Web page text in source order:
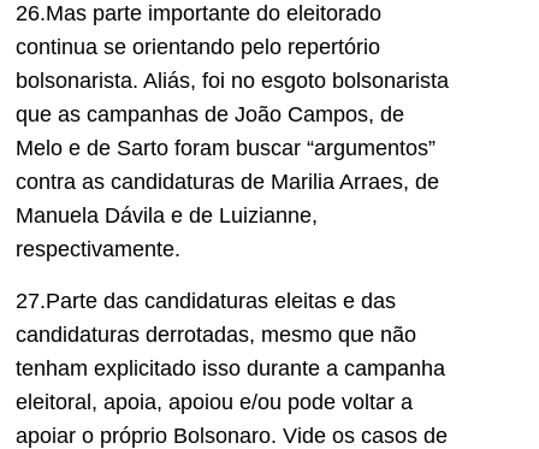
26.Mas parte importante do eleitorado
continua se orientando pelo repertório
bolsonarista. Aliás, foi no esgoto bolsonarista
que as campanhas de João Campos, de
Melo e de Sarto foram buscar “argumentos”
contra as candidaturas de Marilia Arraes, de
Manuela Dávila e de Luizianne,
respectivamente.
27.Parte das candidaturas eleitas e das
candidaturas derrotadas, mesmo que não
tenham explicitado isso durante a campanha
eleitoral, apoia, apoiou e/ou pode voltar a
apoiar o próprio Bolsonaro. Vide os casos de